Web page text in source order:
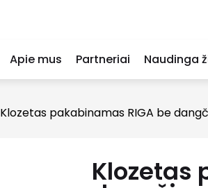
Apie mus Partneriai Naudinga
Klozetas pakabinamas RIGA be
Klozetas